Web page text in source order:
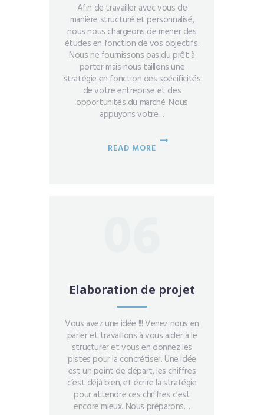
Afin de travailler avec vous de
manière structuré et personnalisé,
nous nous chargeons de mener des
études en fonction de vos objectifs.
Nous ne fournissons pas du prêt à
porter mais nous taillons une
stratégie en fonction des spécificités
de votre entreprise et des
opportunités du marché. Nous
appuyons votre…
READ MORE
Elaboration de projet
Vous avez une idée !!! Venez nous en
parler et travaillons à vous aider à le
structurer et vous en donnez les
pistes pour la concrétiser. Une idée
est un point de départ, les chiffres
c’est déjà bien, et écrire la stratégie
pour attendre ces chiffres c’est
encore mieux. Nous préparons…